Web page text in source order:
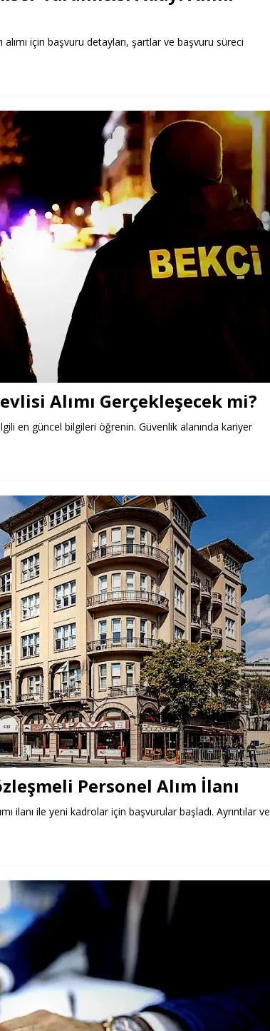
alımı için başvuru detayları, şartlar ve başvuru süreci
Alımı Gerçekleşecek mi?
en güncel bilgileri öğrenin. Güvenlik alanında kariyer
Personel Alım İlanı
ilanı ile yeni kadrolar için başvurular başladı. Ayrıntılar ve